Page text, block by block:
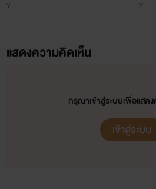
น้ำฝนกำลังจะเกิดการเปลี่ยนแปลงบา
น้ำฝนอาบสวาท Vol.3
3. เรือนบุหงัน
5. เถื่อนพิศวาสทาสราคี
Y
Y
แสดงความคิดเห็น
กรุณาเข้าสู่ระบบเพื่อแสด
เข้าสู่ระบบ